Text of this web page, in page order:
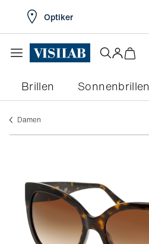
Optiker
Brillen Sonnenbrillen
damen